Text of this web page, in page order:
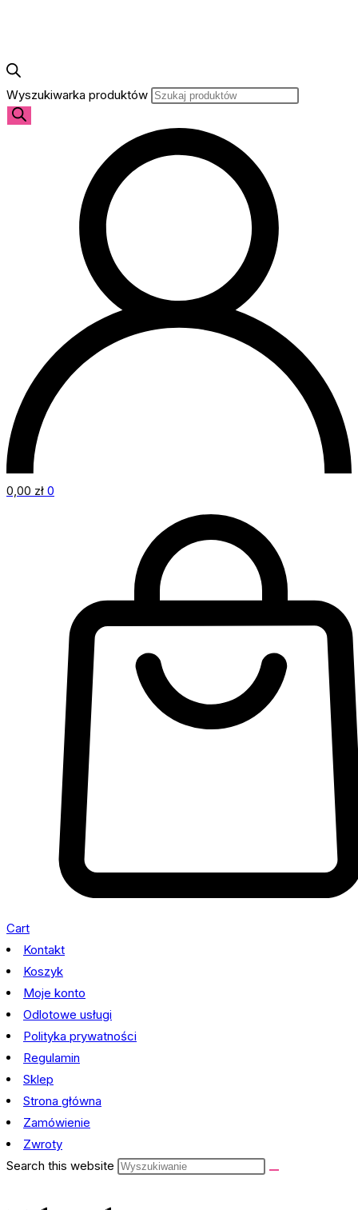
Wyszukiwarka produktów
0,00 zł 0
Cart
Kontakt
Koszyk
Moje konto
Odlotowe usługi
Polityka prywatności
Regulamin
Sklep
Strona główna
Zamówienie
Zwroty
Search this website